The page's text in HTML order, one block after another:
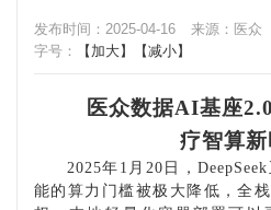
发布时间：2025-04-16 来源：医众
字号：
【加大】 【减小】
医众数据AI基座
疗智算
2025年1月20日，
能的算力门槛被极大降低，全